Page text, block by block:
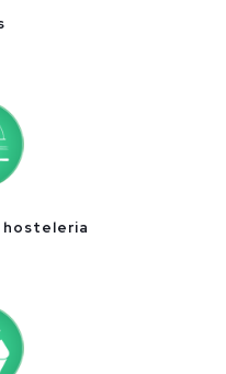
hosteleria